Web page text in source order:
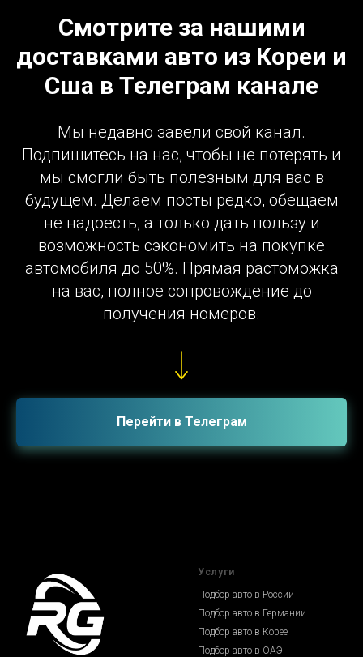
Смотрите за нашими
доставками авто из Кореи и
Сша в Телеграм канале
Мы недавно завели свой канал.
Подпишитесь на нас, чтобы не потерять и
мы смогли быть полезным для вас в
будущем. Делаем посты редко, обещаем
не надоесть, а только дать пользу и
возможность сэкономить на покупке
автомобиля до 50%. Прямая растоможка
на вас, полное сопровождение до
получения номеров.
Перейти в Телеграм
Услуги
Подбор авто в России
Подбор авто в Германии
Подбор авто в Корее
Подбор авто в ОАЭ